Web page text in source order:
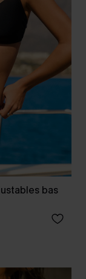
bas